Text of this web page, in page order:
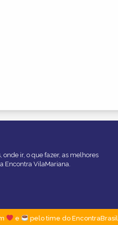
ir, o que fazer, as melhores
Encontra VilaMariana.
e pelo time do EncontraBrasil